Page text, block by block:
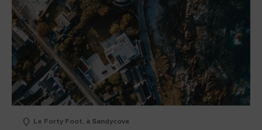
Le Forty Foot, à Sandycove